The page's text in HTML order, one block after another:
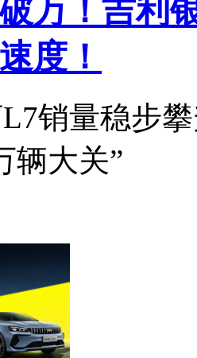
万！吉利
度！
销量稳步
辆大关”